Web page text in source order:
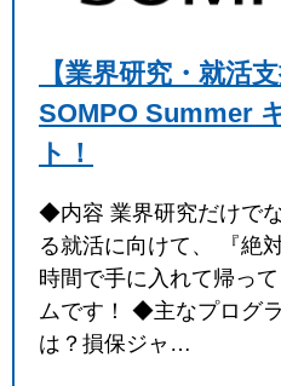
【業界研究・就活
SOMPO Summer
ト！
◆内容 業界研究だけで
る就活に向けて、 『絶
時間で手に入れて帰っ
ムです！ ◆主なプログ
は？損保ジャ…